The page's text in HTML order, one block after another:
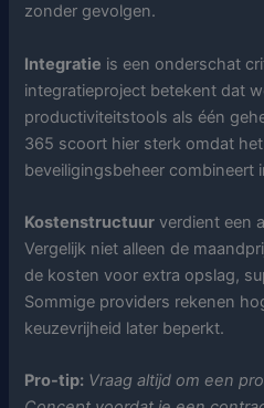
zonder gevolgen.
Integratie is een onderschat
integratieproject betekent dat
productiviteitstools als één
365 scoort hier sterk omdat
beveiligingsbeheer combineert
Kostenstructuur verdient een
Vergelijk niet alleen de
de kosten voor extra opslag,
Sommige providers rekenen
keuzevrijheid later beperkt.
Pro-tip: Vraag altijd om een